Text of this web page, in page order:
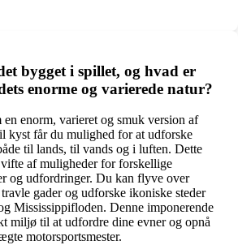
bygget i spillet, og hvad er
enorme og varierede natur?
en enorm, varieret og smuk version af
kyst får du mulighed for at udforske
til lands, til vands og i luften. Dette
af muligheder for forskellige
og udfordringer. Du kan flyve over
gader og udforske ikoniske steder
Mississippifloden. Denne imponerende
miljø til at udfordre dine evner og opnå
motorsportsmester.